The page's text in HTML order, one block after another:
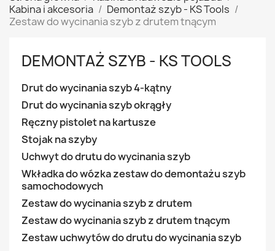
Kabina i akcesoria
Demontaż szyb - KS Tools
Zestaw do wycinania szyb z drutem tnącym
DEMONTAŻ SZYB - KS TOOLS
Drut do wycinania szyb 4-kątny
Drut do wycinania szyb okrągły
Ręczny pistolet na kartusze
Stojak na szyby
Uchwyt do drutu do wycinania szyb
Wkładka do wózka zestaw do demontażu szyb
samochodowych
Zestaw do wycinania szyb z drutem
Zestaw do wycinania szyb z drutem tnącym
Zestaw uchwytów do drutu do wycinania szyb